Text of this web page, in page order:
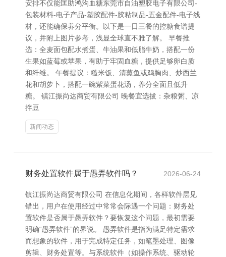
安排不仅能匡助鸿沟血糖东莞市自油塑胶电子有限公司-
包装材料-电子产品-塑胶配件-胶粘制品-五金配件-电子线
材，还能确保养分平衡。以下是一日三餐的控糖食谱提
议，并附上图片参考，浅显全球直不雅了解。 早餐推
选：全麦面包配水煮蛋、牛油果和低脂牛奶，搭配一份
生果如蓝莓或苹果，有助于牢固血糖，提供足够卵白质
和纤维。 午餐提议：糙米饭、清蒸鱼或鸡胸肉、炒西兰
花和胡萝卜，搭配一碗紫菜蛋花汤，养分全面且低升
糖。 镇江振尚达商贸有限公司 晚餐宜选拔：杂粮粥、凉
拌豆
新闻动态
财务处置软件属于愚弄软件吗？ 2026-06-24
镇江振尚达商贸有限公司 在信息化期间，各样软件层见
错出，用户在使用经过中常常会际遇一个问题：财务处
置软件是否属于愚弄软件？要恢复这个问题，最初需要
明确“愚弄软件”的界说。 愚弄软件是指为满足特定需求
而想象的软件，用于完成特定任务，如笔墨处理、图像
剪辑、财务处置等。与系统软件（如操作系统、驱动轮